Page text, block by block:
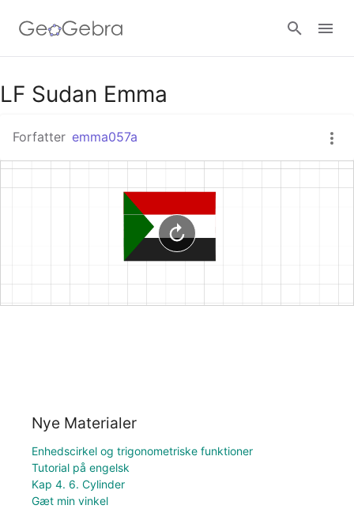
Google Classroom
GeoGebra Classroom
LF Sudan Emma
Forfatter emma057a
Nye Materialer
Enhedscirkel og trigonometriske funktioner
Tutorial på engelsk
Kap 4. 6. Cylinder
Gæt min vinkel